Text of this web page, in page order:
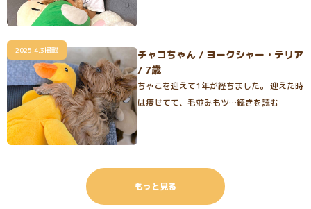
2025.4.3掲載
チャコちゃん / ヨークシャー・テリア
/ 7歳
ちゃこを迎えて1年が経ちました。 迎えた時
は痩せてて、毛並みもツ…続きを読む
もっと見る